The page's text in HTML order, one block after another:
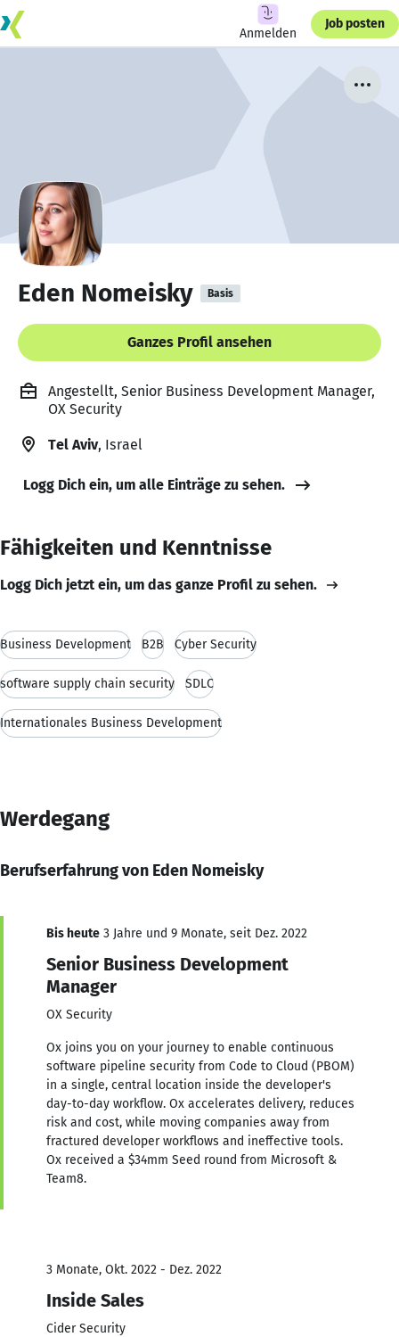
Anmelden
Job posten
Eden Nomeisky Basis
Ganzes Profil ansehen
Angestellt, Senior Business Development Manager,
OX Security
Tel Aviv, Israel
Logg Dich ein, um alle Einträge zu sehen.
Fähigkeiten und Kenntnisse
Logg Dich jetzt ein, um das ganze Profil zu sehen.
Business Development B2B Cyber Security
software supply chain security SDLC
Internationales Business Development
Werdegang
Berufserfahrung von Eden Nomeisky
Bis heute 3 Jahre und 9 Monate, seit Dez. 2022
Senior Business Development
Manager
OX Security
Ox joins you on your journey to enable continuous
software pipeline security from Code to Cloud (PBOM)
in a single, central location inside the developer's
day-to-day workflow. Ox accelerates delivery, reduces
risk and cost, while moving companies away from
fractured developer workflows and ineffective tools.
Ox received a $34mm Seed round from Microsoft &
Team8.
3 Monate, Okt. 2022 - Dez. 2022
Inside Sales
Cider Security